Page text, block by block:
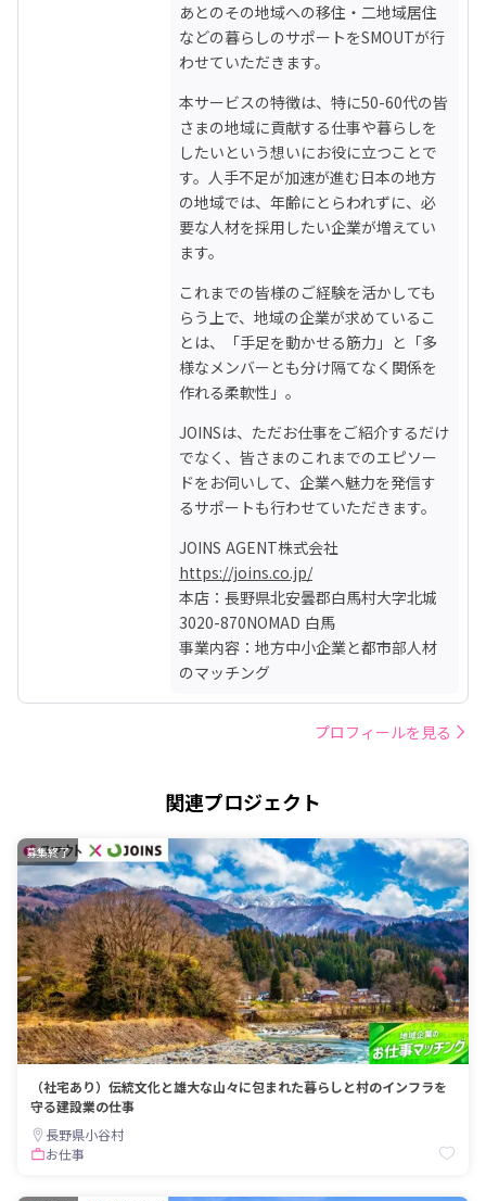
あとのその地域への移住・二地域居住
などの暮らしのサポートをSMOUTが行
わせていただきます。
本サービスの特徴は、特に50-60代の皆
さまの地域に貢献する仕事や暮らしを
したいという想いにお役に立つことで
す。人手不足が加速が進む日本の地方
の地域では、年齢にとらわれずに、必
要な人材を採用したい企業が増えてい
ます。
これまでの皆様のご経験を活かしても
らう上で、地域の企業が求めているこ
とは、「手足を動かせる筋力」と「多
様なメンバーとも分け隔てなく関係を
作れる柔軟性」。
JOINSは、ただお仕事をご紹介するだけ
でなく、皆さまのこれまでのエピソー
ドをお伺いして、企業へ魅力を発信す
るサポートも行わせていただきます。
https://joins.co.jp/
本店：長野県北安曇郡白馬村大字北城
3020-870NOMAD 白馬
事業内容：地方中小企業と都市部人材
のマッチング
プロフィールを見る
関連プロジェクト
募集終了
（社宅あり）伝統文化と雄大な山々に包まれた暮らしと村のインフラを
守る建設業の仕事
長野県小谷村
お仕事